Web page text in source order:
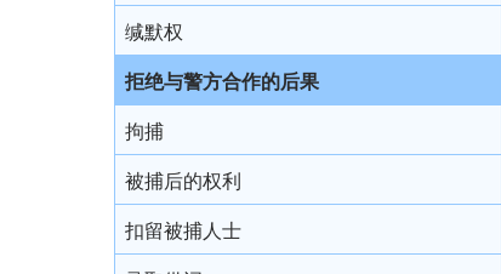
不认罪
审讯
结案陈词及裁决
由陪审团审讯
上诉
判刑原则
判刑
缄默权
拒绝与警方合作的后果
拘捕
被捕后的权利
扣留被捕人士